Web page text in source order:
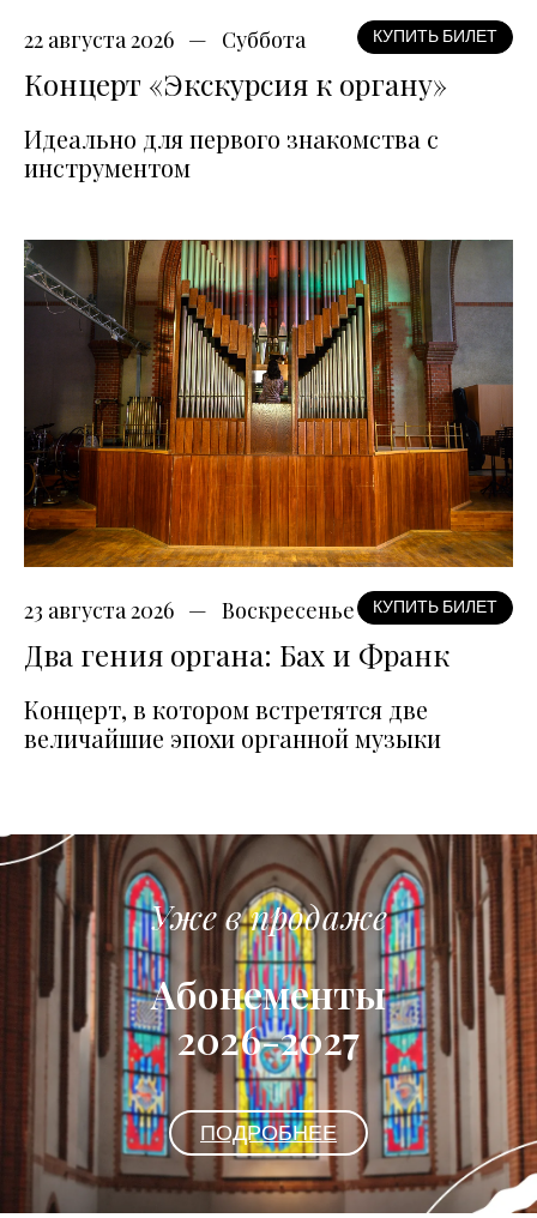
22 августа 2026 Суббота КУПИТЬ БИЛЕТ
Концерт «Экскурсия к органу»
Идеально для первого знакомства с
инструментом
23 августа 2026 Воскресенье КУПИТЬ БИЛЕТ
Два гения органа: Бах и Франк
Концерт, в котором встретятся две
величайшие эпохи органной музыки
Уже в продаже
Абонементы
2026-2027
ПОДРОБНЕЕ